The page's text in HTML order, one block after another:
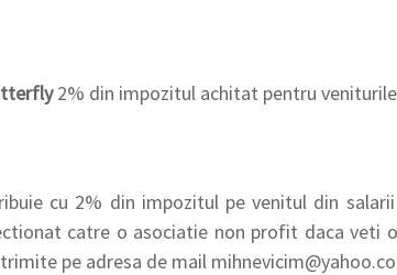
2% din impozitul achitat pentru
cu 2% din impozitul pe venitul din
catre o asociatie non profit daca
pe adresa de mail